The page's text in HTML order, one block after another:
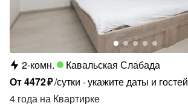
2-комн.
Кавальская Слабада
От4472₽/сутки укажите даты и гостей
4 года на Квартирке